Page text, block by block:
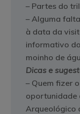
– Partes do
– Alguma
à data da
informativo
moinho de
Dicas e
– Quem fizer
oportunidade
Arqueológico